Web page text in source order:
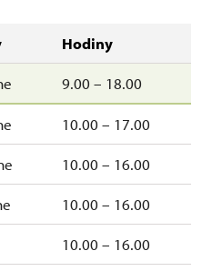
Hodiny
9.00 – 18.00
10.00 – 17.00
10.00 – 16.00
10.00 – 16.00
10.00 – 16.00